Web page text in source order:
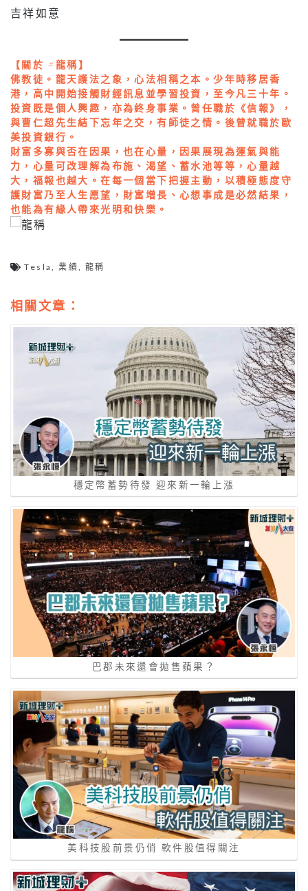
吉祥如意
【關於 #龍稱】
佛教徒。龍天護法之象，心法相稱之本。少年時移居香
港，高中開始接觸財經訊息並學習投資，至今凡三十年。
投資既是個人興趣，亦為終身事業。曾任職於《信報》，
與曹仁超先生結下忘年之交，有師徒之情。後曾就職於歐
美投資銀行。
財富多寡與否在因果，也在心量，因果展現為運氣與能
力，心量可改理解為布施、渴望、蓄水池等等，心量越
大，福報也越大。在每一個當下把握主動，以積極態度守
護財富乃至人生愿望，財富增長、心想事成是必然結果，
也能為有緣人帶來光明和快樂。
Tesla ,業績 龍稱
相關文章：
穩定幣蓄勢待發 迎來新一輪上漲
巴郡未來還會拋售蘋果？
美科技股前景仍俏 軟件股值得關注